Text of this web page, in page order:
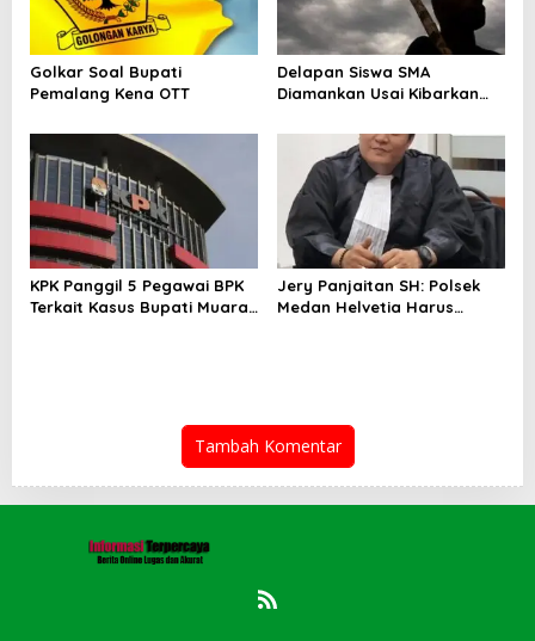
Golkar Soal Bupati
Pemalang Kena OTT
Delapan Siswa SMA
Diamankan Usai Kibarkan
Nabire
KPK Panggil 5 Pegawai BPK
Terkait Kasus Bupati Muara
Jery Panjaitan SH: Polsek
Medan Helvetia Harus
Tambah Komentar